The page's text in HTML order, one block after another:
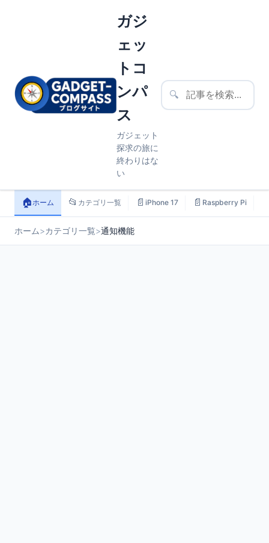
ガジ
ェッ
トコ
ンパ
ス
ガジェット
探求の旅に
終わりはな
い
🔍
🏠ホーム 📂 カテゴリ一覧 📄 iPhone 17 📄 Raspberry Pi
ホーム>カテゴリ一覧>通知機能